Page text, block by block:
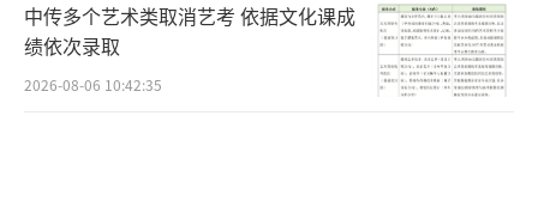
从热度到品质 常青歌手与潮流新声共筑乐
坛图景
中传多个艺术类取消艺考 依据文化课成
绩依次录取
2026-08-06 10:42:35